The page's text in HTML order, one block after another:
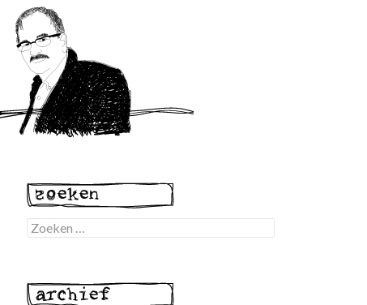
Zoeken
naar: